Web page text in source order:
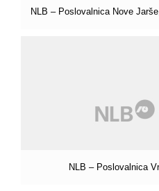
NLB – Poslovalnica Nove
NLB – Poslovalnica